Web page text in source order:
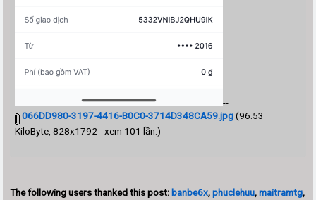
--
066DD980-3197-4416-B0C0-3714D348CA59.jpg(96.53
KiloByte, 828x1792 - xem 101 lần.)
The following users thanked this post: banbe6x,phuclehuu,maitramtg,